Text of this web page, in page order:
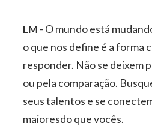
LM - O mundo está
o que nos define é a forma
responder. Não se deixem
ou pela comparação.
seus talentos e se
maioresdo que vocês.